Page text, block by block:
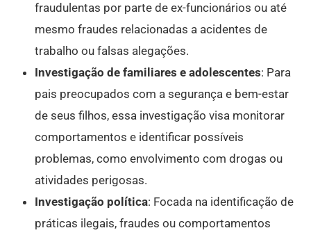
fraudulentas por parte de ex-funcionários ou até
mesmo fraudes relacionadas a acidentes de
trabalho ou falsas alegações.
Investigação de familiares e adolescentes: Para
pais preocupados com a segurança e bem-estar
de seus filhos, essa investigação visa monitorar
comportamentos e identificar possíveis
problemas, como envolvimento com drogas ou
atividades perigosas.
Investigação política: Focada na identificação de
práticas ilegais, fraudes ou comportamentos